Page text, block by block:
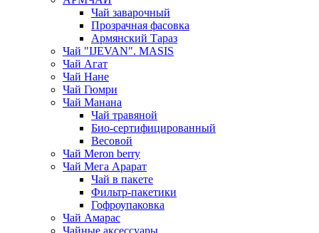
Чай заварочный
Прозрачная фасовка
Армянский Тараз
Чай "IJEVAN". MASIS
Чай Агат
Чай Нане
Чай Гюмри
Чай Манана
Чай травяной
Био-сертифицированный
Весовой
Чай Meron berry
Чай Мега Арарат
Чай в пакете
Фильтр-пакетики
Гофроупаковка
Чай Амарас
Чайные аксессуары